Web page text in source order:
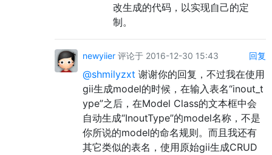
改生成的代码，以实现自己的定
制。
newyiier 评论于 2016-12-30 15:43 回复
@shmilyzxt 谢谢你的回复，不过我在使用
gii生成model的时候，在输入表名“inout_t
ype”之后，在Model Class的文本框中会
自动生成“InoutType”的model名称，不是
你所说的model的命名规则。而且我还有
其它类似的表名，使用原始gii生成CRUD